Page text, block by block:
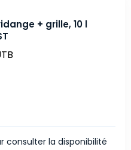
+ grille, 10 l
consulter la disponibilité